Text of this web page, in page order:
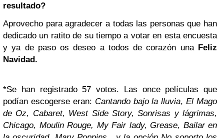
resultado?
Aprovecho para agradecer a todas las personas que han
dedicado un ratito de su tiempo a votar en esta encuesta
y ya de paso os deseo a todos de corazón unaFeliz
Navidad.
*Se han registrado 57 votos. Las once películas que
podían escogerse eran: Cantando bajo la lluvia,El Mago
de Oz, Cabaret, West Side Story, Sonrisas y lágrimas,
Chicago, Moulin Rouge, My Fair lady, Grease, Bailar en